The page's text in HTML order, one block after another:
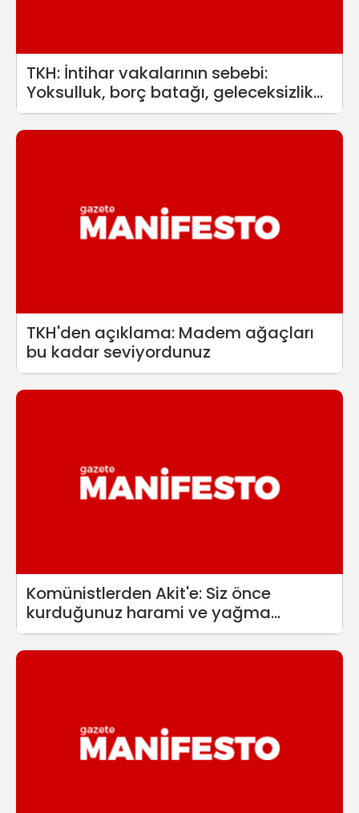
TKH: İntihar vakalarının sebebi:
Yoksulluk, borç batağı, geleceksizlik...
TKH'den açıklama: Madem ağaçları
bu kadar seviyordunuz
Komünistlerden Akit'e: Siz önce
kurduğunuz harami ve yağma
düzeninin hesabını verin!